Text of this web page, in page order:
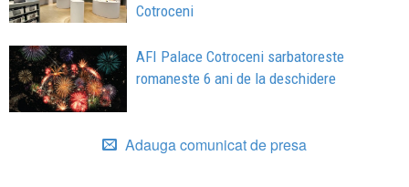
Cotroceni
AFI Palace Cotroceni sarbatoreste
romaneste 6 ani de la deschidere
Adauga comunicat de presa